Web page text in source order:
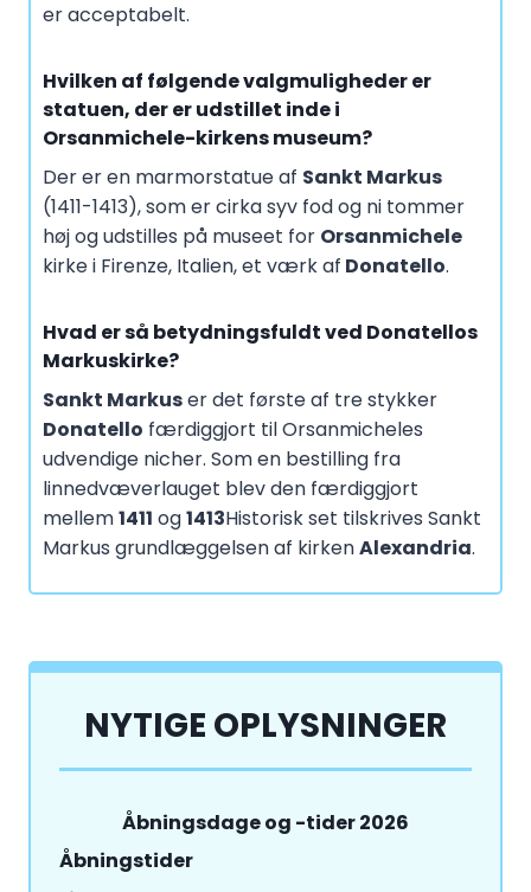
er acceptabelt.
Hvilken af følgende valgmuligheder er
statuen, der er udstillet inde i
Orsanmichele-kirkens museum?
Der er en marmorstatue af Sankt Markus
(1411-1413), som er cirka syv fod og ni tommer
høj og udstilles på museet for Orsanmichele
kirke i Firenze, Italien, et værk af Donatello.
Hvad er så betydningsfuldt ved Donatellos
Markuskirke?
Sankt Markuser det første af tre stykker
Donatello færdiggjort til Orsanmicheles
udvendige nicher. Som en bestilling fra
linnedvæverlauget blev den færdiggjort
mellem1411 og1413Historisk set tilskrives Sankt
Markus grundlæggelsen af kirkenAlexandria.
NYTIGE OPLYSNINGER
Åbningsdage og -tider 2026
Åbningstider